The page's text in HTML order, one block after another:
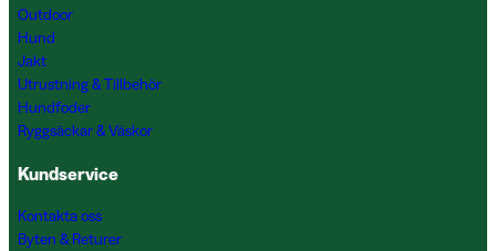
Outdoor
Hund
Jakt
Utrustning & Tillbehör
Hundfoder
Ryggsäckar & Väskor
Kundservice
Kontakta oss
Byten & Returer